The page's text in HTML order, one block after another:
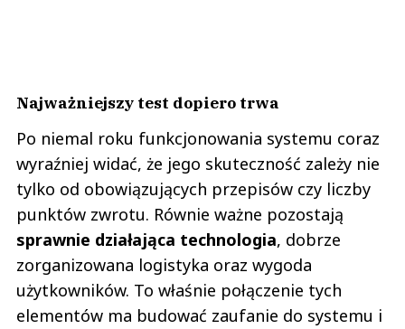
Najważniejszy test dopiero trwa
Po niemal roku funkcjonowania systemu coraz
wyraźniej widać, że jego skuteczność zależy nie
tylko od obowiązujących przepisów czy liczby
punktów zwrotu. Równie ważne pozostają
sprawnie działająca technologia, dobrze
zorganizowana logistyka oraz wygoda
użytkowników. To właśnie połączenie tych
elementów ma budować zaufanie do systemu i